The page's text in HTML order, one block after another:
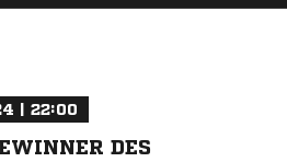
| 22:00
DES